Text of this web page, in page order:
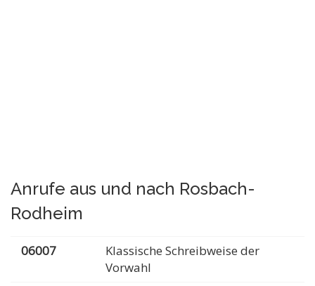
Anrufe aus und nach Rosbach-
Rodheim
06007
Klassische Schreibweise der
Vorwahl